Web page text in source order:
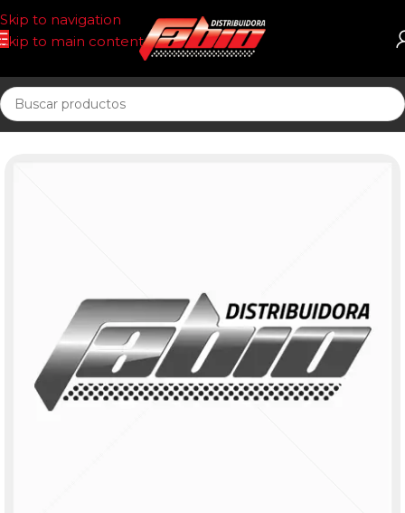
Skip to navigation
Skip to main content
Inicio FILTRO AIRE CIRCULAR